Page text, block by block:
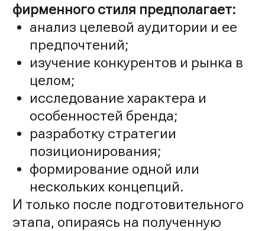
фирменного стиля предполагает:
анализ целевой аудитории и ее
предпочтений;
изучение конкурентов и рынка в
целом;
исследование характера и
особенностей бренда;
разработку стратегии
позиционирования;
формирование одной или
нескольких концепций.
И только после подготовительного
этапа, опираясь на полученную